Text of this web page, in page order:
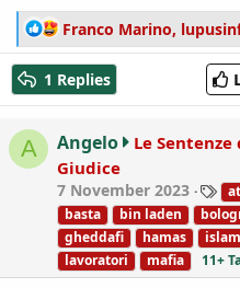
R
e
a
c
t
i
o
n
s
Franco Marino,
1 Replies
A Angelo
Le Sentenze
Giudice
7 November 2023
T
a
g
s
basta
bin laden
gheddafi
hamas islam
lavoratori
mafia 11+